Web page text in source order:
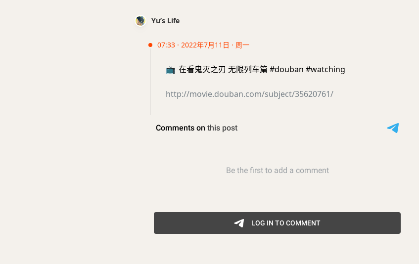
Yu’s Life
07:33 · 2022年7月11日 · 周一
📺 在看鬼灭之刃 无限列车篇 #douban #watching
http://movie.douban.com/subject/35620761/